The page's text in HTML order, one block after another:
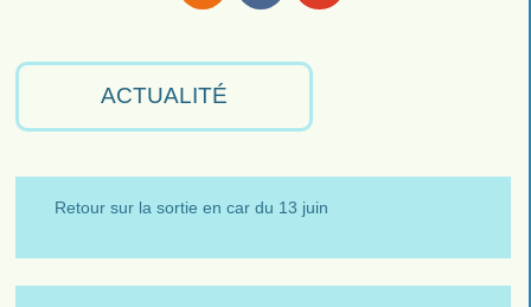
ACTUALITÉ
Retour sur la sortie en car du 13 juin